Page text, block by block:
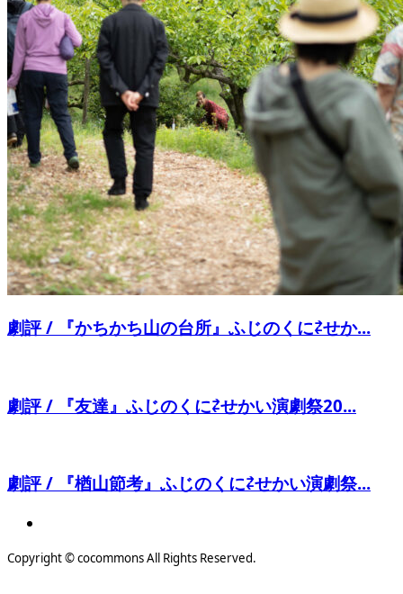
劇評 / 『かちかち山の台所』ふじのくに⇄せか...
劇評 / 『友達』ふじのくに⇄せかい演劇祭20...
劇評 / 『楢山節考』ふじのくに⇄せかい演劇祭...
Copyright © cocommons All Rights Reserved.